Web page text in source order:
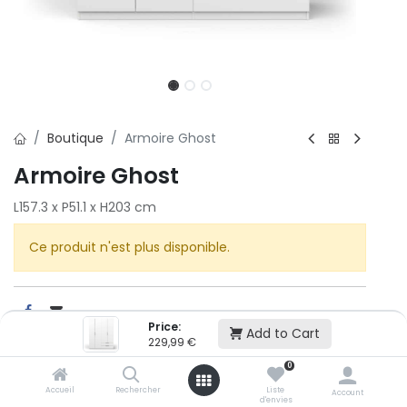
Price:
229,99 € Add to Cart
Accueil Rechercher
0
Liste
d'envies
Account
Boutique Armoire Ghost
Armoire Ghost
L157.3 x P51.1 x H203 cm
Ce produit n'est plus disponible.
Cet article n'est plus disponible.